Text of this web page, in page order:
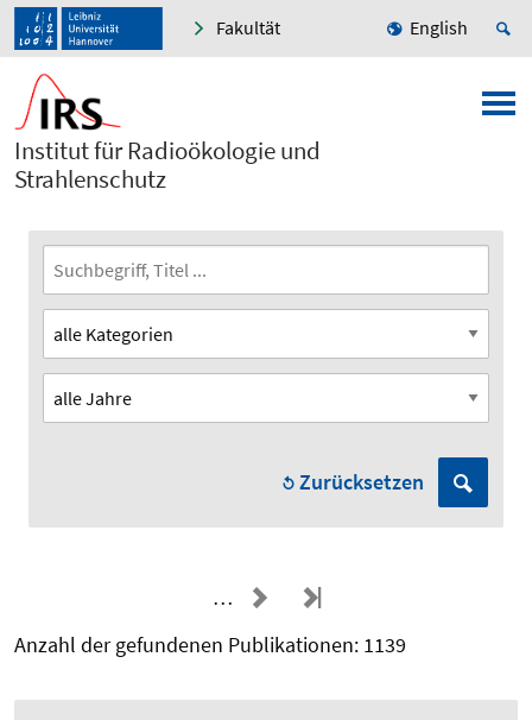
Fakultät English
Institut für Radioökologie und
Strahlenschutz
Zurücksetzen
…
Anzahl der gefundenen Publikationen: 1139